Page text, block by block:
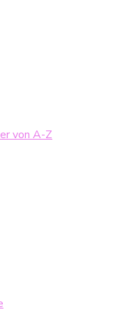
von A-Z